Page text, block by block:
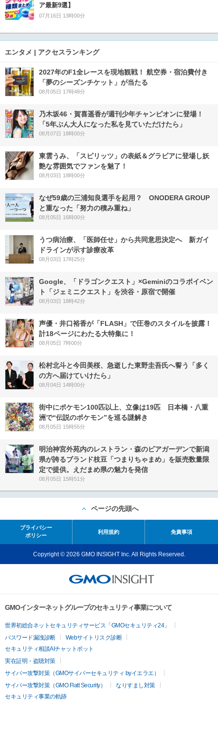
ア最新9選】
07月16日 13時00分
エンタメ | アクセスランキング
2027年のF1全レースを現地観戦！ 航空券・宿泊費付き
「夢のシーズンチケット」が当たる
08月05日 17時48分
乃木坂46・賀喜遥香が週刊少年チャンピオンに登場！
「5年ぶん大人になった私を見ていただけたら」
08月07日 18時00分
東雲うみ、「スピリッツ」の表紙＆グラビアに登場し妖
艶な雰囲気でファンを魅了！
08月03日 18時00分
なぜ59歳の三浦知良選手を起用？ ONODERA GROUP
と重なった「努力の積み重ね」
08月05日 16時00分
うつ病治療、「医師任せ」から共同意思決定へ 新ガイ
ドラインが示す診療改革
08月03日 17時25分
Google、「ドラゴンクエスト」×Geminiのコラボイベン
ト「ジェミニクエスト」を渋谷・原宿で開催
08月03日 18時42分
声優・井口裕香が「FLASH」で圧巻のスタイルを披露！
計18ページにわたる大特集に！
08月05日 7時00分
松村北斗と今田美桜、急逝した東野圭吾氏へ誓う「多く
の方へ届けていけたら」
08月04日 14時00分
街中にポケモン100匹以上、立像は19匹 日本橋・八重
洲で“伝説のポケモン”を巡る謎解き
08月05日 15時55分
明治神宮外苑内のレストラン・森のビアガーデンで新潟
県が誇るブランド枝豆「つまりちゃまめ」を販売数量限
定で提供。えだまめ県の魅力を発信
08月05日 15時51分
ページの先頭へ
プライバシー
ポリシー
利用規約 免責事項
Copyright © 2026 GMO INSIGHT Inc. All Rights Reserved.
GMOインターネットグループのセキュリティ事業について
世界初総合ネットセキュリティサービス「GMOセキュリティ24」
パスワード漏洩診断
Webサイトリスク診断
セキュリティ相談AIチャットボット
実在証明・盗聴対策
サイバー攻撃対策（GMOサイバーセキュリティ byイエラエ）
サイバー攻撃対策（GMO Flatt Security）
なりすまし対策
セキュリティ事業の軌跡